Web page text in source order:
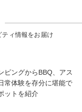
ィ情報をお届け
ピングからBBQ、アス
常体験を存分に堪能で
ットを紹介